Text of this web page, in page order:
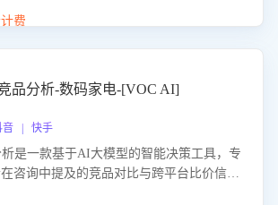
利用国补政策提升GMV。
费
品分析-数码家电-[VOC AI]
| 快手
是一款基于AI大模型的智能决策工具，专
咨询中提及的竞品对比与跨平台比价信